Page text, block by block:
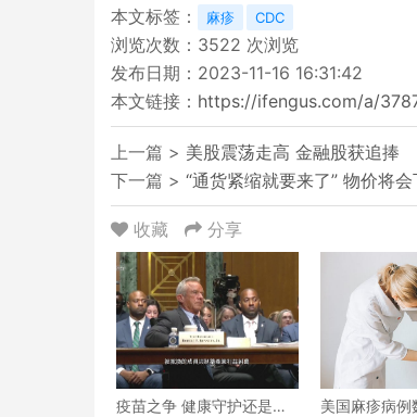
本文标签：
麻疹 CDC
浏览次数： 3522 次浏览
发布日期：2023-11-16 16:31:42
本文链接： https://ifengus.com/a/
上一篇 > 美股震荡走高 金融股获追捧
下一篇 > “通货紧缩就要来了” 物价将
收藏 分享
疫苗之争 健康守护还是政
美国麻疹病例